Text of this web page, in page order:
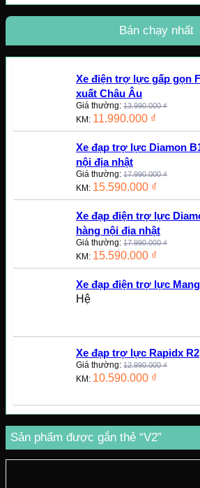
Bán chạy nhất
Xe điện trợ lực gấp gọn
xuất Châu Âu
Giá thường: 13.990.000₫
KM: 11.990.000 ₫
Xe đạp trợ lực Diamon
nội địa nhật
Giá thường: 17.990.000₫
KM: 15.590.000 ₫
Xe đạp điện trợ lực
hàng nội địa nhật
Giá thường: 17.990.000₫
KM: 15.590.000 ₫
Xe đạp điện trợ lực
Hệ
Xe đạp trợ lực Rapidx
Giá thường: 12.990.000₫
KM: 10.590.000 ₫
Sản phẩm được gắn thẻ “V2”